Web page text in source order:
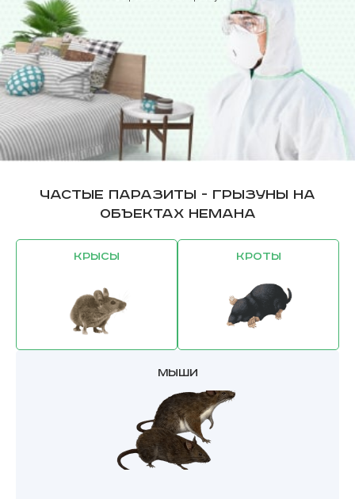
Частые паразиты - грызуны на
объектах Немана
Крысы Кроты
Мыши